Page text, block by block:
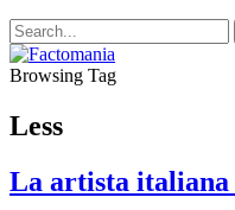
Browsing Tag
Less
La artista italiana